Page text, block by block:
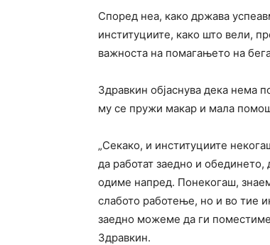
Според неа, како држава
институциите, како што вели,
важноста на помагањето на
Здравкин објаснува дека нема
му се пружи макар и мала
„Секако, и институциите
да работат заедно и
одиме напред. Понекогаш,
слабото работење, но и во тие
заедно можеме да ги
Здравкин.